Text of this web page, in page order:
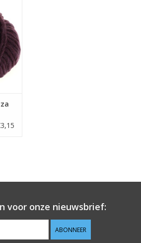
voor onze nieuwsbrief:
ABONNEER